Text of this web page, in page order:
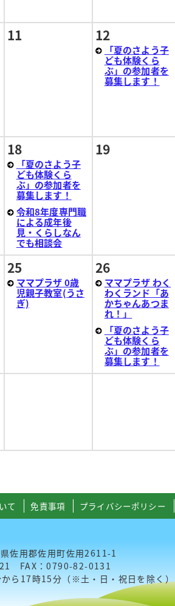
11 12
「夏のさよう子
ども体験くら
ぶ」の参加者を
募集します！
18
「夏のさよう子
ども体験くら
ぶ」の参加者を
募集します！
令和8年度専門職
による成年後
見・くらしなん
でも相談会
19
25
ママプラザ 0歳
児親子教室(うさ
ぎ)
26
ママプラザ わく
わくランド「あ
かちゃんあつま
れ！」
「夏のさよう子
ども体験くら
ぶ」の参加者を
募集します！
て 免責事項 プライバシーポリシー
佐用郡佐用町佐用2611-1
FAX：0790-82-0131
ら17時15分（※土・日・祝日を除く）